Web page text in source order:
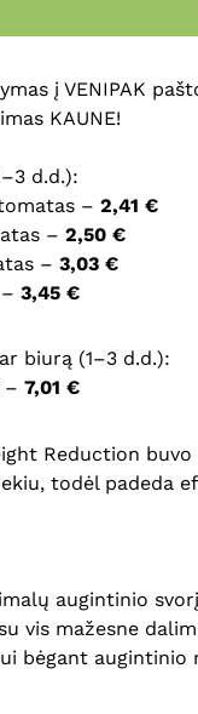
į VENIPAK
KAUNE!
d.d.):
– 2,41 €
– 2,50 €
– 3,03 €
3,45 €
biurą (1–3 d.d.):
– 7,01 €
Reduction
todėl padeda
augintinio
vis mažesne
bėgant
naršyklėje